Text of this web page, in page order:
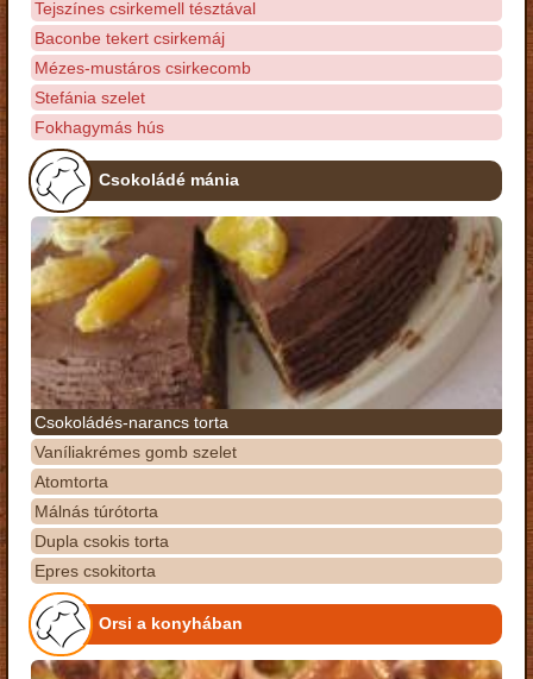
Tejszínes csirkemell tésztával
Baconbe tekert csirkemáj
Mézes-mustáros csirkecomb
Stefánia szelet
Fokhagymás hús
Csokoládé mánia
Csokoládés-narancs torta
Vaníliakrémes gomb szelet
Atomtorta
Málnás túrótorta
Dupla csokis torta
Epres csokitorta
Orsi a konyhában